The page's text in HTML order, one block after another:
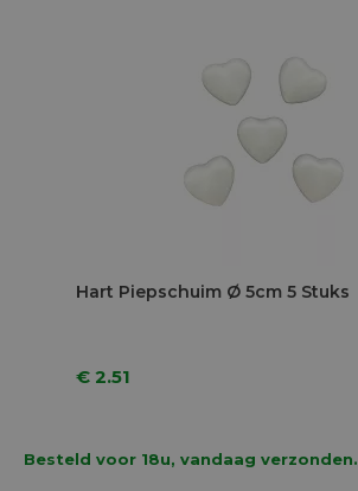
Hart Piepschuim Ø 5cm 5 Stuks
€ 2.51
Besteld voor 18u, vandaag verzonden.